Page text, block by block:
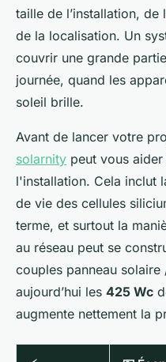
taille de l’installation,
de la localisation. Un
couvrir une grande
journée, quand les
soleil brille.
Avant de lancer votre
solarnity peut vous
l'installation. Cela inclut
de vie des cellules
terme, et surtout la
au réseau peut se
couples panneau
aujourd’hui les 425 Wc
augmente nettement la